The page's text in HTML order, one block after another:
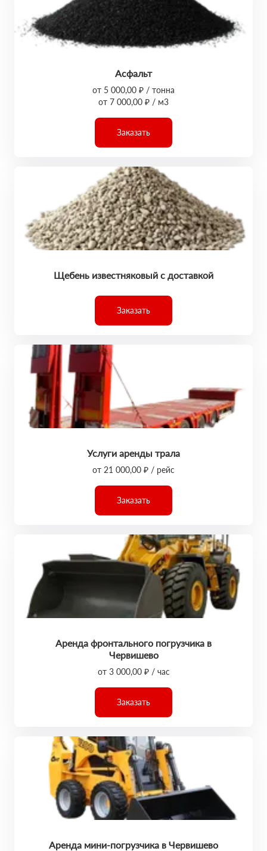
Асфальт
от 5 000,00 ₽ / тонна
от 7 000,00 ₽ / м3
Заказать
Щебень известняковый с доставкой
Заказать
Услуги аренды трала
от 21 000,00 ₽ / рейс
Заказать
Аренда фронтального погрузчика в
Червишево
от 3 000,00 ₽ / час
Заказать
Аренда мини-погрузчика в Червишево